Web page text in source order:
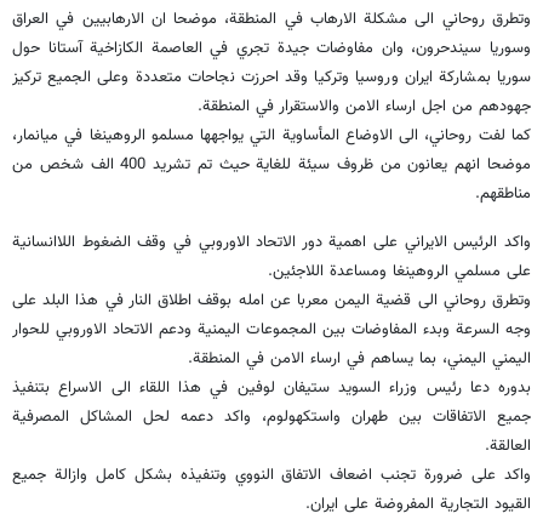
وتطرق روحاني الى مشكلة الارهاب في المنطقة، موضحا ان الارهابيين في العراق
وسوريا سيندحرون، وان مفاوضات جيدة تجري في العاصمة الكازاخية آستانا حول
سوريا بمشاركة ايران وروسيا وتركيا وقد احرزت نجاحات متعددة وعلى الجميع تركيز
جهودهم من اجل ارساء الامن والاستقرار في المنطقة.
كما لفت روحاني، الى الاوضاع المأساوية التي يواجهها مسلمو الروهينغا في ميانمار،
موضحا انهم يعانون من ظروف سيئة للغاية حيث تم تشريد 400 الف شخص من
مناطقهم.
واكد الرئيس الايراني على اهمية دور الاتحاد الاوروبي في وقف الضغوط اللاانسانية
على مسلمي الروهينغا ومساعدة اللاجئين.
وتطرق روحاني الى قضية اليمن معربا عن امله بوقف اطلاق النار في هذا البلد على
وجه السرعة وبدء المفاوضات بين المجموعات اليمنية ودعم الاتحاد الاوروبي للحوار
اليمني اليمني، بما يساهم في ارساء الامن في المنطقة.
بدوره دعا رئيس وزراء السويد ستيفان لوفين في هذا اللقاء الى الاسراع بتنفيذ
جميع الاتفاقات بين طهران واستكهولوم، واكد دعمه لحل المشاكل المصرفية
العالقة.
واكد على ضرورة تجنب اضعاف الاتفاق النووي وتنفيذه بشكل كامل وازالة جميع
القيود التجارية المفروضة على ايران.